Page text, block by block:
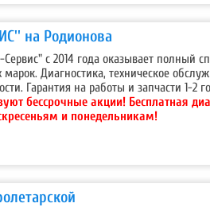
на Родионова
Сервис" с 2014 года оказывает полный
Диагностика, техническое
Гарантия на работы и запчасти 1-2
бессрочные акции! Бесплатная
и понедельникам!